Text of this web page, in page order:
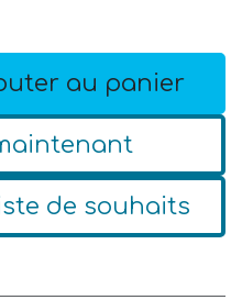
au panier
de souhaits